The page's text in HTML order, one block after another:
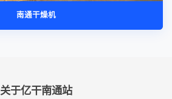
南通干燥机
关于亿干南通站